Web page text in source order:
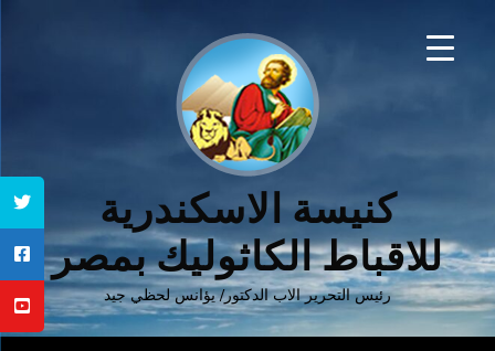
كنيسة الاسكندرية
للاقباط الكاثوليك بمصر
رئيس التحرير الاب الدكتور/ يؤانس لحظي جيد